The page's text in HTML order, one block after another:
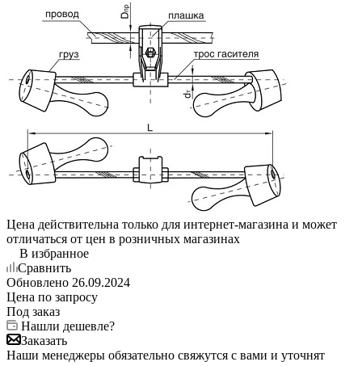
Цена действительна только для интернет-магазина и может
отличаться от цен в розничных магазинах
В избранное
Сравнить
Обновлено 26.09.2024
Цена по запросу
Под заказ
Нашли дешевле?
Заказать
Наши менеджеры обязательно свяжутся с вами и уточнят